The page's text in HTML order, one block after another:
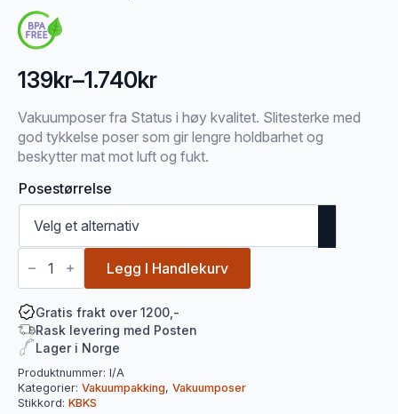
139kr–1.740kr
Prisområde:
139kr
til
1.740kr
Vakuumposer fra Status i høy kvalitet. Slitesterke med
god tykkelse poser som gir lengre holdbarhet og
beskytter mat mot luft og fukt.
Posestørrelse
Vakuumposer
Status
antall
Legg I Handlekurv
Gratis frakt over 1200,-
Rask levering med Posten
Lager i Norge
Produktnummer: I/A
Kategorier: Vakuumpakking, Vakuumposer
Stikkord: KBKS